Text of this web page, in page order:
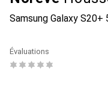
Samsung Galaxy S20+
Évaluations